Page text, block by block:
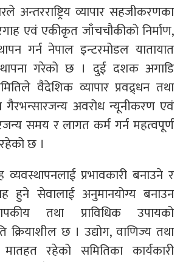
अन्तरराष्ट्रिय व्यापार सहजीकरणका
एवं एकीकृत जाँचचौकीको निर्माण,
गर्न नेपाल इन्टरमोडल यातायात
गरेको छ । दुई दशक अगाडि
वैदेशिक व्यापार प्रवद्र्धन तथा
गैरभन्सारजन्य अवरोध न्यूनीकरण एवं
समय र लागत कर्म गर्न महत्वपूर्ण
छ ।
प्रभावकारी बनाउने र
हुने सेवालाई अनुमानयोग्य बनाउन
तथा प्राविधिक उपायको
क्रियाशील छ । उद्योग, वाणिज्य तथा
मातहत रहेको समितिका कार्यकारी